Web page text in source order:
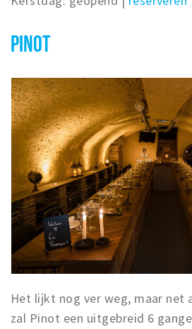
PINOT
Het lijkt nog ver weg, maar net
zal Pinot een uitgebreid 6